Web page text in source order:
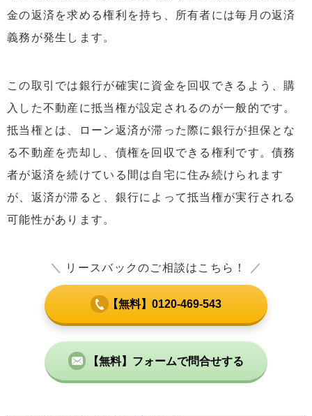
金の返済を求める権利を持ち、所有者には毎月の返済
義務が発生します。
この取引では銀行が確実に資金を回収できるよう、購
入した不動産に抵当権が設定されるのが一般的です。
抵当権とは、ローン返済が滞った際に銀行が担保とな
る不動産を売却し、債権を回収できる権利です。債務
者が返済を続けている間は自宅に住み続けられます
が、返済が滞ると、銀行によって抵当権が実行される
可能性があります。
＼ リースバックのご相談はこちら！ ／
【無料】0120-469-543
【無料】フォームで問合せする